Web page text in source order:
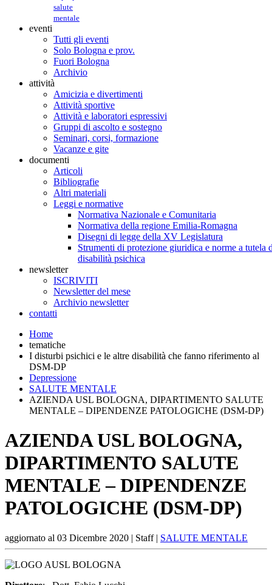
salute
mentale
eventi
Tutti gli eventi
Solo Bologna e prov.
Fuori Bologna
Archivio
attività
Amicizia e divertimenti
Attività sportive
Attività e laboratori espressivi
Gruppi di ascolto e sostegno
Seminari, corsi, formazione
Vacanze e gite
documenti
Articoli
Bibliografie
Altri materiali
Leggi e normative
Normativa Nazionale e Comunitaria
Normativa della regione Emilia-Romagna
Disegni di legge della XV Legislatura
Strumenti di protezione giuridica e norme a tutela
disabilità psichica
newsletter
ISCRIVITI
Newsletter del mese
Archivio newsletter
contatti
Home
tematiche
I disturbi psichici e le altre disabilità che fanno riferimento al
DSM-DP
Depressione
SALUTE MENTALE
AZIENDA USL BOLOGNA, DIPARTIMENTO SALUTE
MENTALE – DIPENDENZE PATOLOGICHE (DSM-DP)
AZIENDA USL BOLOGNA,
DIPARTIMENTO SALUTE
MENTALE – DIPENDENZE
PATOLOGICHE (DSM-DP)
aggiornato al 03 Dicembre 2020 | Staff | SALUTE MENTALE